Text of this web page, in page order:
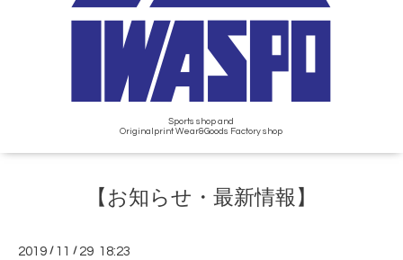
Sports shop and
Originalprint Wear&Goods Factory shop
【お知らせ・最新情報】
2019 / 11 / 29 18:23